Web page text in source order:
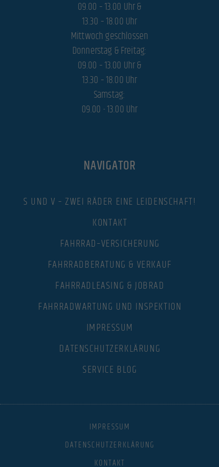
09.00 – 13.00 Uhr &
13.30 – 18.00 Uhr
Mittwoch geschlossen
Donnerstag & Freitag:
09.00 – 13.00 Uhr &
13.30 – 18.00 Uhr
Samstag:
09.00 - 13.00 Uhr
NAVIGATOR
S UND V – ZWEI RÄDER EINE LEIDENSCHAFT!
KONTAKT
FAHRRAD–VERSICHERUNG
FAHRRADBERATUNG & VERKAUF
FAHRRADLEASING & JOBRAD
FAHRRADWARTUNG UND INSPEKTION
IMPRESSUM
DATENSCHUTZERKLÄRUNG
SERVICE BLOG
IMPRESSUM
DATENSCHUTZERKLÄRUNG
KONTAKT